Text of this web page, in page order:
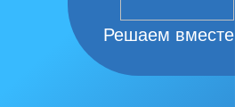
Решаем вместе